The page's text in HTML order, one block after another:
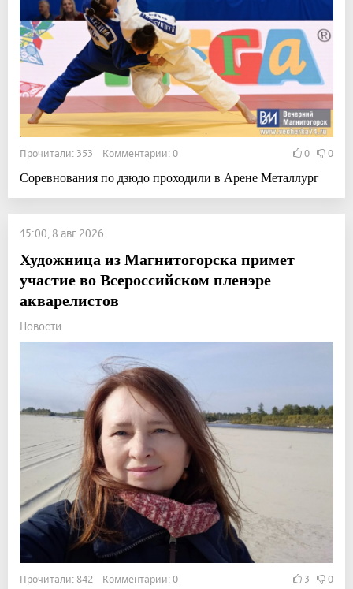
Прочитали: 353 Комментарии: 0 0 0
Соревнования по дзюдо проходили в Арене Металлург
15:00, 8 авг 2026
Художница из Магнитогорска примет
участие во Всероссийском пленэре
акварелистов
Новости
Прочитали: 842 Комментарии: 0 3 0